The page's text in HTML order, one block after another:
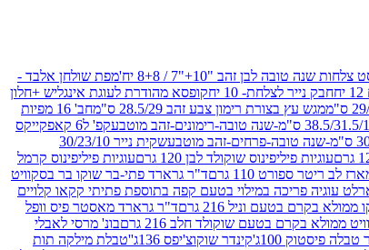
צלחות שנה טובה לבן זהב "10+"7 / 8+8 יח'
מפת שולחן אלבד -
חבק נייר לצלחת- 10 יח
קופסא מהודרת לעוגת אינגליש +חלון
מגש עץ בצורת רימון צבע זהב 28.5/29 ס"מ
חב' 16 מפיות
קפ' ל6 קאפקייקס
שקית נייר 30/23/10
עוגיות פיליפינוס שוקולד לבן 120 גרם
עוגיות פיליפינוס קרמל
לב ריטר ספורט 110 גרם
ד"ר גרארד פתי-בר שוקו בר בסקוויט
עוגיה פריכה במילוי בטעם קפה בתוספת פתיתי קקאו קלויים
בקרם בטעם וניל 216 גרם
ד"ר גרארד מאסטר פיס וופל
בקרם בטעם שוקולד חלב 216 גרם
בונ' מרסי לאבלי
פיסטוק 100ג' קינדר שוקוצ'יפס 136ג'
'טבלת מילקה תות